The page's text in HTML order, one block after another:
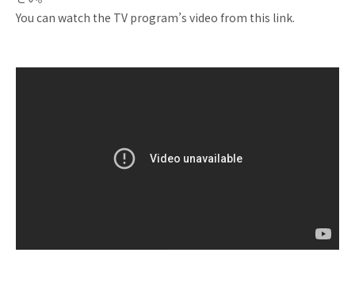
You can watch the TV program’s video from this link.